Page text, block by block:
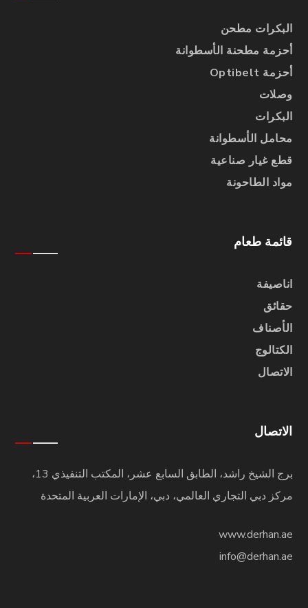
البكرات مطحن
أحزمة مطحنة الأسطوانة
أحزمة Optibelt
وصلات
البكرات
محامل الأسطوانة
قطع غيار صناعية
مواد الطاحونة
قائمة طعام
اناصيفة
حقائق
الأصناف
الكتالوج
الاتصال
الاتصال
برج الشيخ راشد، الطابق السابع عشر، المكتب التنفيذي 13،
مركز دبي التجاري العالمي، دبي، الإمارات العربية المتحدة
www.derhan.ae
info@derhan.ae